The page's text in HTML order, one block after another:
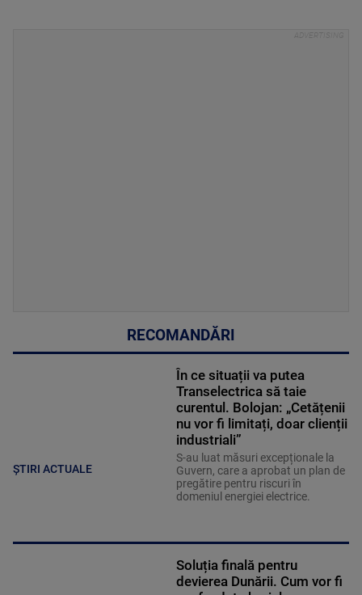
RECOMANDĂRI
ȘTIRI ACTUALE
În ce situații va putea
Transelectrica să taie
curentul. Bolojan: „Cetățenii
nu vor fi limitați, doar clienții
industriali”
S-au luat măsuri excepționale la
Guvern, care a aprobat un plan de
pregătire pentru riscuri în
domeniul energiei electrice.
Soluția finală pentru
devierea Dunării. Cum vor fi